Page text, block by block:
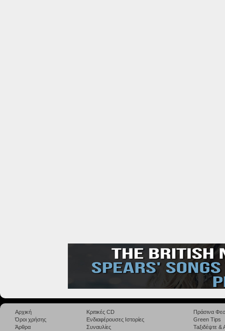
Αρχική
Όροι χρήσης
Άρθρα
Κριτικές CD
Ενδιαφέρουσες Ιστορίες
Συναυλίες
Πράσινα
Green Tips
Taξιδέψτε